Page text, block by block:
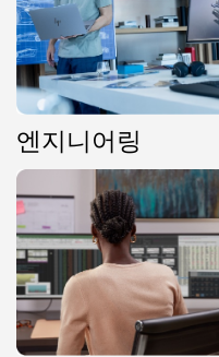
엔지니어링